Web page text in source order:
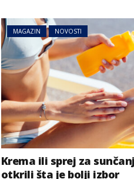
MAGAZIN NOVOSTI
Krema ili sprej za
otkrili šta je bolji izbor